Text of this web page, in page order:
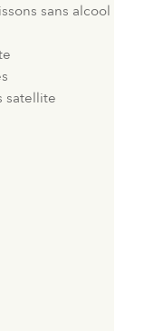
sans alcool
satellite